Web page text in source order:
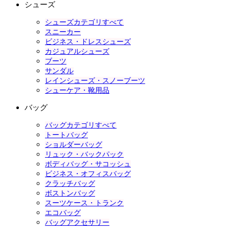
シューズ
シューズカテゴリすべて
スニーカー
ビジネス・ドレスシューズ
カジュアルシューズ
ブーツ
サンダル
レインシューズ・スノーブーツ
シューケア・靴用品
バッグ
バッグカテゴリすべて
トートバッグ
ショルダーバッグ
リュック・バックパック
ボディバッグ・サコッシュ
ビジネス・オフィスバッグ
クラッチバッグ
ボストンバッグ
スーツケース・トランク
エコバッグ
バッグアクセサリー